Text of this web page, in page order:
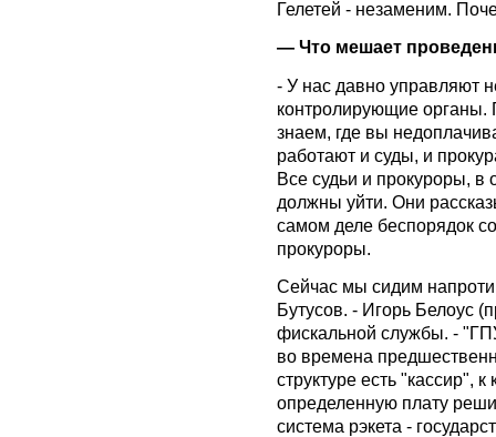
Гелетей - незаменим.
— Что мешает
- У нас давно управляют
контролирующие органы.
знаем, где вы
работают и суды, и
Все судьи и прокуроры, в
должны уйти. Они
самом деле беспорядок
прокуроры.
Сейчас мы сидим
Бутусов. - Игорь Белоус
фискальной службы. -
во времена
структуре есть "кассир",
определенную плату
система рэкета -